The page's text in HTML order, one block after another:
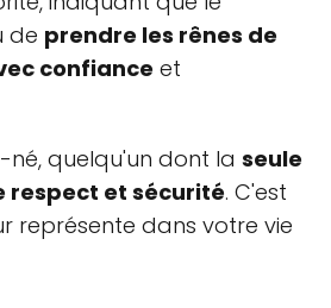
de prendre les rênes de
confiance et
né, quelqu'un dont la seule
respect et sécurité. C'est
représente dans votre vie